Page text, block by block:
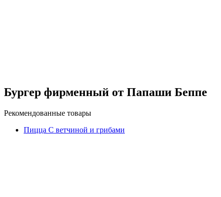
Бургер фирменный от Папаши Беппе
Рекомендованные товары
Пицца С ветчиной и грибами